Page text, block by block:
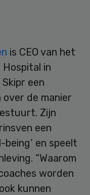
is CEO van het
Hospital in
een
de manier
Zijn
een
being’ en speelt
“Waarom
worden
kunnen